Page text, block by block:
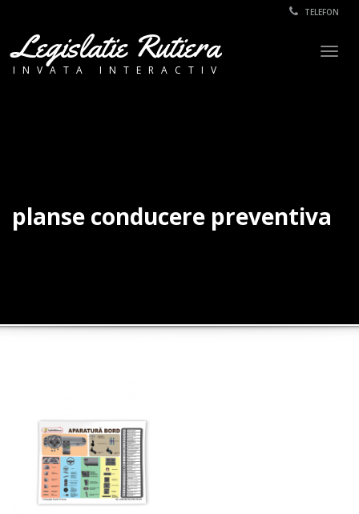
TELEFON
Legislatie Rutiera
INVATA INTERACTIV
planse conducere preventiva